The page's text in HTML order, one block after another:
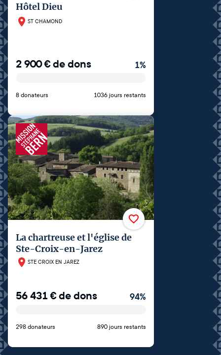
Hôtel Dieu
ST CHAMOND
2 900€de dons 1%
8 donateurs 1036 jours restants
La chartreuse et l'église de
Ste-Croix-en-Jarez
STE CROIX EN JAREZ
56 431€de dons 94%
298 donateurs 890 jours restants